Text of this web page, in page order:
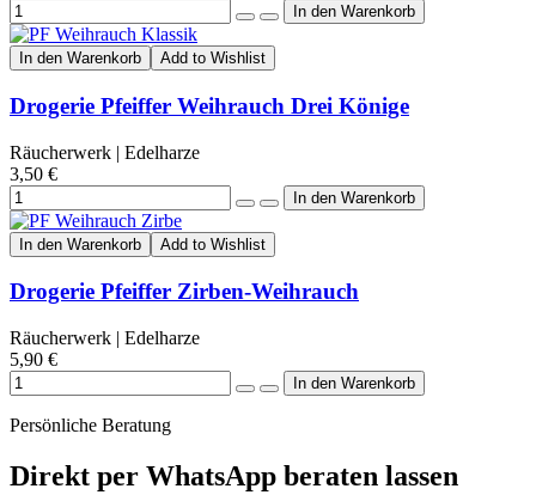
In den Warenkorb Add to Wishlist
Drogerie Pfeiffer Weihrauch Drei Könige
Räucherwerk | Edelharze
3,50 €
In den Warenkorb Add to Wishlist
Drogerie Pfeiffer Zirben-Weihrauch
Räucherwerk | Edelharze
5,90 €
Persönliche Beratung
Direkt per WhatsApp beraten lassen